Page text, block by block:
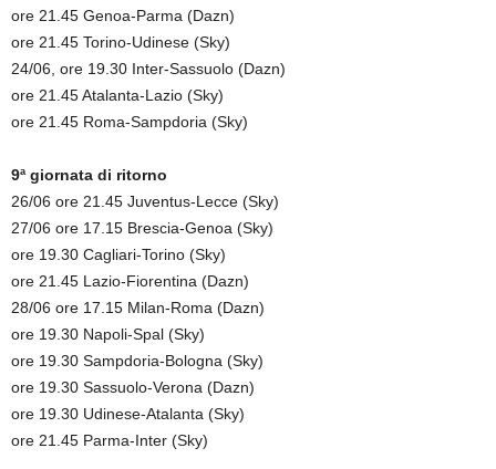
ore 21.45 Genoa-Parma (Dazn)
ore 21.45 Torino-Udinese (Sky)
24/06, ore 19.30 Inter-Sassuolo (Dazn)
ore 21.45 Atalanta-Lazio (Sky)
ore 21.45 Roma-Sampdoria (Sky)
9ª giornata di ritorno
26/06 ore 21.45 Juventus-Lecce (Sky)
27/06 ore 17.15 Brescia-Genoa (Sky)
ore 19.30 Cagliari-Torino (Sky)
ore 21.45 Lazio-Fiorentina (Dazn)
28/06 ore 17.15 Milan-Roma (Dazn)
ore 19.30 Napoli-Spal (Sky)
ore 19.30 Sampdoria-Bologna (Sky)
ore 19.30 Sassuolo-Verona (Dazn)
ore 19.30 Udinese-Atalanta (Sky)
ore 21.45 Parma-Inter (Sky)